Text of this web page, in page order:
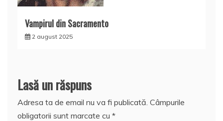
Vampirul din Sacramento
2 august 2025
Lasă un răspuns
Adresa ta de email nu va fi publicată. Câmpurile
obligatorii sunt marcate cu *